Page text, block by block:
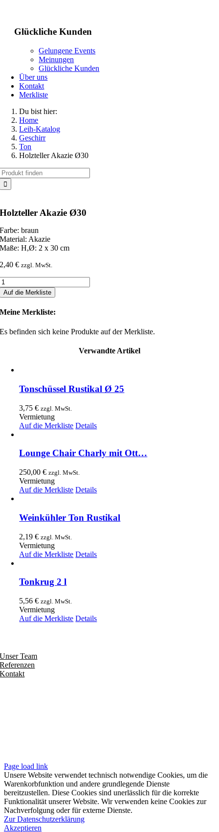
Glückliche Kunden
Gelungene Events
Meinungen
Glückliche Kunden
Über uns
Kontakt
Merkliste
Du bist hier:
Home
Leih-Katalog
Geschirr
Ton
Holzteller Akazie Ø30
Holzteller Akazie Ø30
Farbe: braun
Material: Akazie
Maße: H,Ø: 2 x 30 cm
2,40€ zzgl. MwSt.
Auf die Merkliste
Meine Merkliste:
Es befinden sich keine Produkte auf der Merkliste.
Verwandte Artikel
Tonschüssel Rustikal Ø 25
3,75€ zzgl. MwSt.
Vermietung
Auf die Merkliste Details
Lounge Chair Charly mit Ott…
250,00€ zzgl. MwSt.
Vermietung
Auf die Merkliste Details
Weinkühler Ton Rustikal
2,19€ zzgl. MwSt.
Vermietung
Auf die Merkliste Details
Tonkrug 2 l
5,56€ zzgl. MwSt.
Vermietung
Auf die Merkliste Details
Unser Team
Referenzen
Kontakt
Page load link
Unsere Website verwendet technisch notwendige Cookies, um die
Warenkorbfunktion und andere grundlegende Dienste
bereitzustellen. Diese Cookies sind unerlässlich für die korrekte
Funktionalität unserer Website. Wir verwenden keine Cookies zur
Nachverfolgung oder für externe Dienste.
Zur Datenschutzerklärung
Akzeptieren